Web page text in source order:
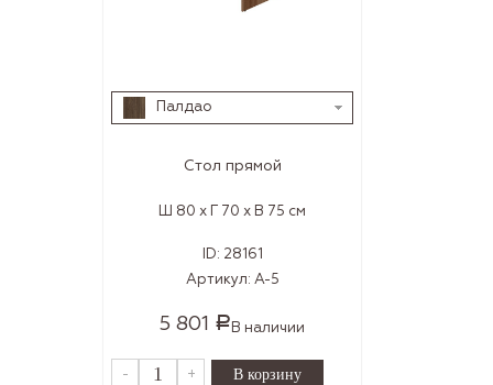
Палдао
Стол прямой
Ш 80 x Г 70 x В 75 см
ID: 28161
Артикул: А-5
5 801 РВ наличии
- +